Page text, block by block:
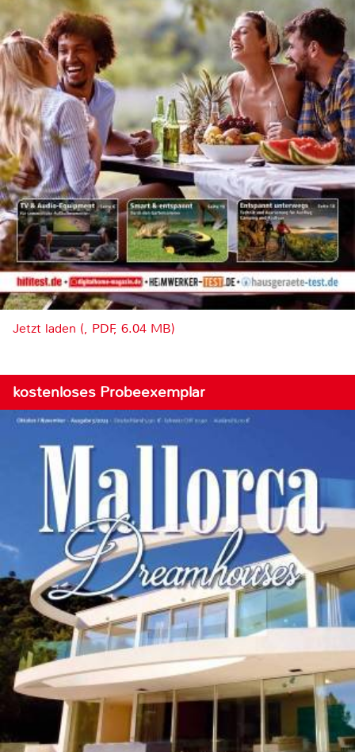
Jetzt laden (, PDF, 6.04 MB)
kostenloses Probeexemplar